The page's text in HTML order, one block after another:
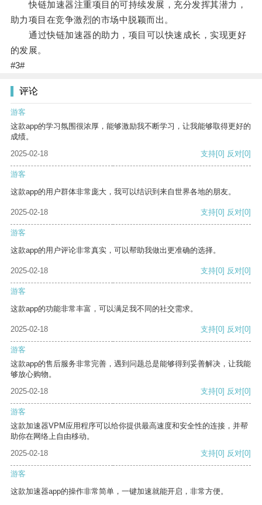
快链加速器注重项目的可持续发展，充分发挥其潜力，
助力项目在竞争激烈的市场中脱颖而出。
通过快链加速器的助力，项目可以快速成长，实现更好
的发展。
#3#
评论
游客
这款app的学习氛围很浓厚，能够激励我不断学习，让我能够取得更好的
成绩。
2025-02-18
支持[0] 反对[0]
游客
这款app的用户群体非常庞大，我可以结识到来自世界各地的朋友。
2025-02-18 支持[0] 反对[0]
游客
这款app的用户评论非常真实，可以帮助我做出更准确的选择。
2025-02-18 支持[0] 反对[0]
游客
这款app的功能非常丰富，可以满足我不同的社交需求。
2025-02-18 支持[0] 反对[0]
游客
这款app的售后服务非常完善，遇到问题总是能够得到妥善解决，让我能
够放心购物。
2025-02-18
支持[0] 反对[0]
游客
这款加速器VPM应用程序可以给你提供最高速度和安全性的连接，并帮
助你在网络上自由移动。
2025-02-18
支持[0] 反对[0]
游客
这款加速器app的操作非常简单，一键加速就能开启，非常方便。